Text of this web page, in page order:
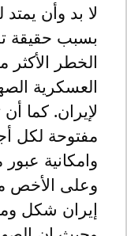
لا بد وأن
بسبب حقيقة
الخطر
العسكرية
لإيران. كما
مفتوحة لكل
وامكانية
وعلى الأخص
إيران شكل